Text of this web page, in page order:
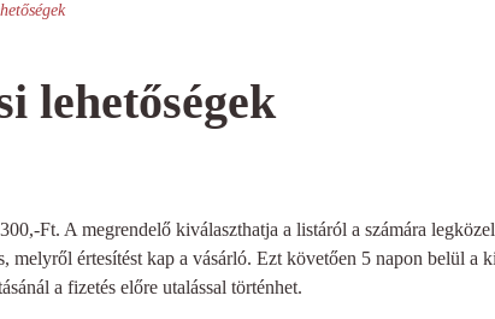
lehetőségek
Ft. A megrendelő kiválaszthatja a listáról a számára
melyről értesítést kap a vásárló. Ezt követően 5 napon belül
a fizetés előre utalással történhet.